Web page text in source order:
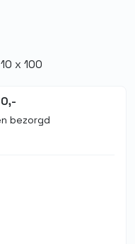
10 x 100
bezorgd